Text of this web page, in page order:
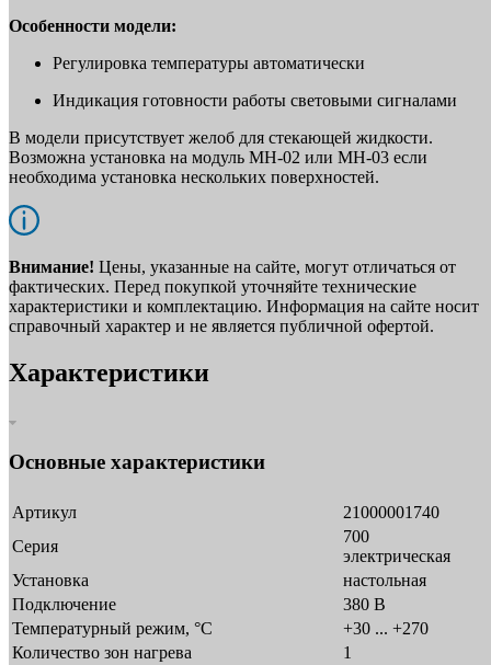
Особенности модели:
Регулировка температуры автоматически
Индикация готовности работы световыми сигналами
В модели присутствует желоб для стекающей жидкости.
Возможна установка на модуль МН-02 или МН-03 если
необходима установка нескольких поверхностей.
Внимание! Цены, указанные на сайте, могут отличаться от
фактических. Перед покупкой уточняйте технические
характеристики и комплектацию. Информация на сайте носит
справочный характер и не является публичной офертой.
Характеристики
Основные характеристики
Артикул
21000001740
Серия
700
электрическая
Установка
настольная
Подключение
380 В
Температурный режим, °C
+30 ... +270
Количество зон нагрева
1